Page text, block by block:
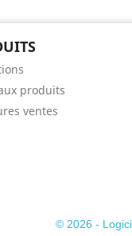
produits
ventes
© 2026 -